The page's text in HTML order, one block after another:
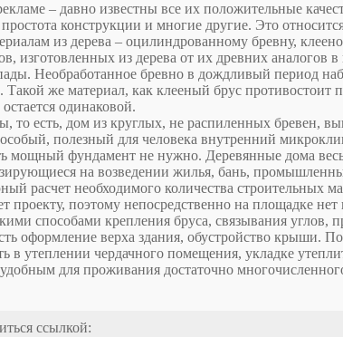
– давно известны все их положительные
конструкции и многие другие. Это
из дерева – оцилиндрованному бревну,
изготовленных из дерева от их древних
Необработанное бревно в дождливый период
Такой же материал, как клееный брус
одинаковой.
то есть, дом из круглых, не распиленных бревен,
полезный для человека внутренний
мощный фундамент не нужно. Деревянные дома
на возведении жилья, бань,
расчет необходимого количества строительных
проекту, поэтому непосредственно на площадке
способами крепления бруса, связывания углов,
оформление верха здания, обустройство крыши.
в утеплении чердачного помещения, укладке
для проживания достаточно
ссылкой: